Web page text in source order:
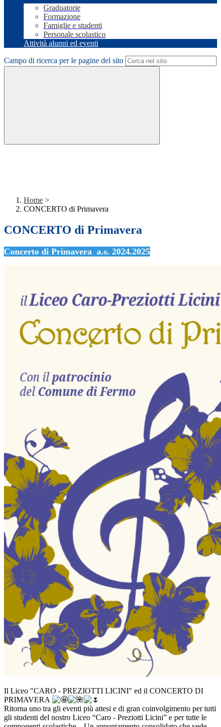
Graduatorie
Formazione
Famiglie e studenti
Personale scolastico
Attività alunni ed eventi
Campo di ricerca per le pagine del sito
Home >
CONCERTO di Primavera
CONCERTO di Primavera
Concerto di Primavera a.s. 2024.2025
Il Liceo "CARO - PREZIOTTI LICINI" ed il CONCERTO DI
PRIMAVERA
Ritorna uno tra gli eventi più attesi e di gran coinvolgimento per tutti
gli studenti del nostro Liceo “Caro - Preziotti Licini” e per tutte le